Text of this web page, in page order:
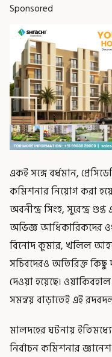
Sponsored
একই সঙ্গে বর্ধমান,
কমিশনার নিয়োগ করা
অবনীন্দ্র সিংহ, সুরেন্দ্র
অভিজ্ঞ আধিকারিকদের
বিনোদ কুমার, খলিল
সচিবদেরও অতিরিক্ত কিছু
দেওয়া হয়েছে।
সমন্বয় বাড়াতেই এই
মালদহের ঘটনায়
নির্বাচন কমিশনার